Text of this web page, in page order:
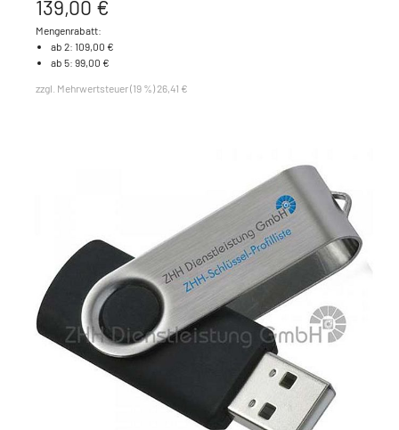
139,00 €
Mengenrabatt:
ab 2: 109,00 €
ab 5: 99,00 €
zzgl. Mehrwertsteuer (19 %) 26,41 €